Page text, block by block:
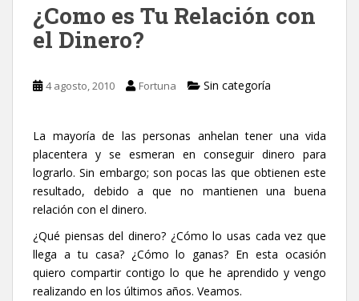
¿Como es Tu Relación con
el Dinero?‎
4 agosto, 2010 Fortuna Sin categoría
La mayoría de las personas anhelan tener una vida
placentera y se esmeran en conseguir dinero para
lograrlo. Sin embargo; son pocas las que obtienen este
resultado, debido a que no mantienen una buena
relación con el dinero.
¿Qué piensas del dinero? ¿Cómo lo usas cada vez que
llega a tu casa? ¿Cómo lo ganas? En esta ocasión
quiero compartir contigo lo que he aprendido y vengo
realizando en los últimos años. Veamos.